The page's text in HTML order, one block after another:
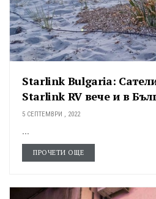
Starlink Bulgaria:
Starlink RV вече и в
5 СЕПТЕМВРИ , 2022
ПРОЧЕТИ ОЩЕ